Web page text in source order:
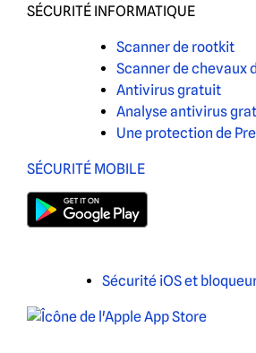
SÉCURITÉ INFORMATIQUE
Scanner de rootkit
Scanner de chevaux
Antivirus gratuit
Analyse antivirus
Une protection de
SÉCURITÉ MOBILE
Sécurité iOS et